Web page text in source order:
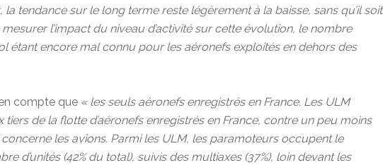
la tendance sur le long terme reste légèrement à la baisse, sans qu’il soit
l’impact du niveau d’activité sur cette évolution, le nombre
étant encore mal connu pour les aéronefs exploités en dehors des
compte que « les seuls aéronefs enregistrés en France. Les ULM
tiers de la flotte d’aéronefs enregistrés en France, contre un peu moins
les avions. Parmi les ULM, les paramoteurs occupent le
d’unités (42% du total), suivis des multiaxes (37%), loin devant les